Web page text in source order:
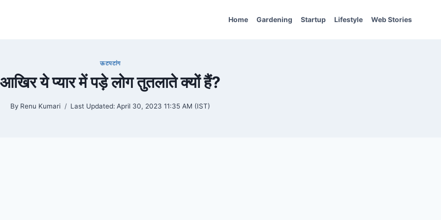
Home Gardening Startup Lifestyle Web Stories
ऊटपटांग
आखिर ये प्यार में पड़े लोग तुतलाते क्यों हैं?
By Renu Kumari Last Updated: April 30, 2023 11:35 AM (IST)